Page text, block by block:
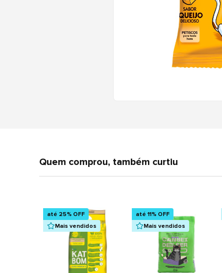
Quem comprou, também curtiu
até 25% OFF
Mais vendidos
até 11% OFF
Mais vendidos